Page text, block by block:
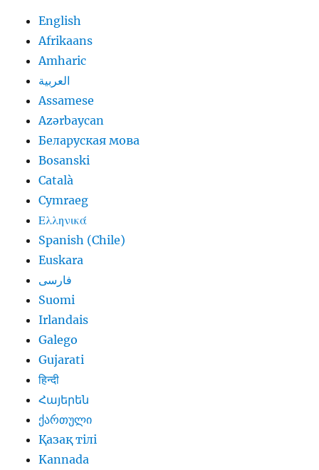
English
Afrikaans
Amharic
العربية
Assamese
Azərbaycan
Беларуская мова
Bosanski
Català
Cymraeg
Ελληνικά
Spanish (Chile)
Euskara
فارسی
Suomi
Irlandais
Galego
Gujarati
हिन्दी
Հայերեն
ქართული
Қазақ тілі
Kannada